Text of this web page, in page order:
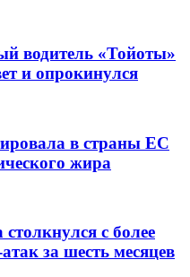
водитель «Тойоты»
и опрокинулся
в страны ЕС
жира
с более
за шесть месяцев